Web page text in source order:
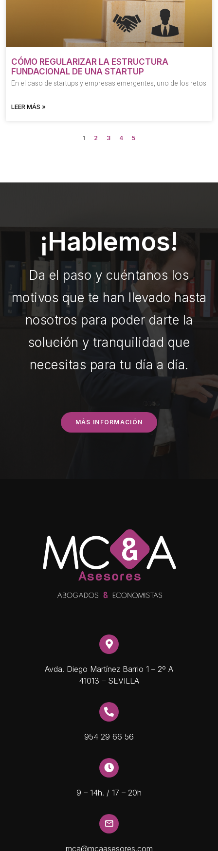
CÓMO REGULARIZAR LA ESTRUCTURA
FUNDACIONAL DE UNA STARTUP
En el caso de startups y empresas emergentes, uno de los retos
LEER MÁS »
1 2 3 4 5
¡Hablemos!
Da el paso y cuéntanos los
motivos que te han llevado hasta
nosotros para poder darte la
solución y tranquilidad que
necesitas para tu día a día.
MÁS INFORMACIÓN
Avda. Diego Martínez Barrio 1 – 2º A
41013 – SEVILLA
954 29 66 56
9 – 14h. / 17 – 20h
mca@mcaasesores.com